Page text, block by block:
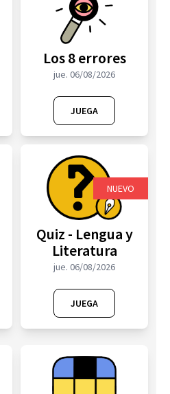
Los 8 errores
jue. 06/08/2026
JUEGA
Quiz - Lengua y
Literatura
jue. 06/08/2026
JUEGA
NUEVO